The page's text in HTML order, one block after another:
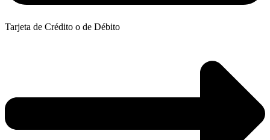
Tarjeta de Crédito o de Débito